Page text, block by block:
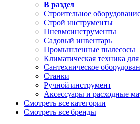
В раздел
Строительное оборудование
Строй инструменты
Пневмоинструменты
Садовый инвентарь
Промышленные пылесосы
Климатическая техника для
Сантехническое
Станки
Ручной инструмент
Аксессуары и расходные
Смотреть все категории
Смотреть все бренды